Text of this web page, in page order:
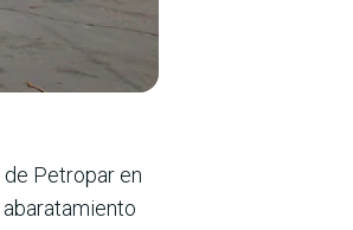
Petropar en